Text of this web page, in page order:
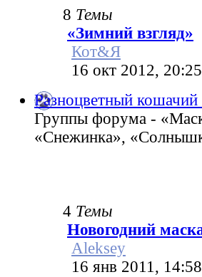
8 Темы
«Зимний взгляд»
Кот&Я
16 окт 2012, 20:25
Разноцветный
Группы форума -
«Снежинка»,
4 Темы
Новогодний
Aleksey
16 янв 2011, 14:58